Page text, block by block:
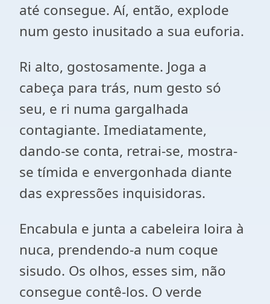
até consegue. Aí, então, explode
num gesto inusitado a sua euforia.
Ri alto, gostosamente. Joga a
cabeça para trás, num gesto só
seu, e ri numa gargalhada
contagiante. Imediatamente,
dando-se conta, retrai-se, mostra-
se tímida e envergonhada diante
das expressões inquisidoras.
Encabula e junta a cabeleira loira à
nuca, prendendo-a num coque
sisudo. Os olhos, esses sim, não
consegue contê-los. O verde